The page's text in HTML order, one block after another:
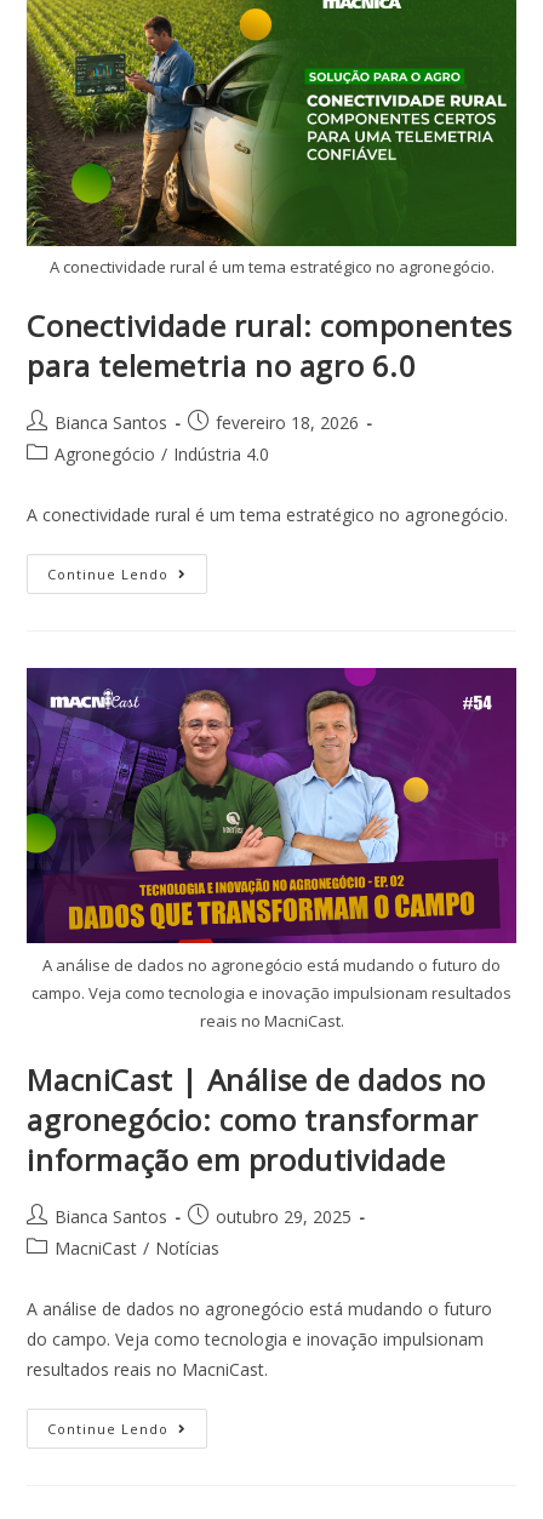
A conectividade rural é um tema estratégico no agronegócio.
Conectividade rural: componentes
para telemetria no agro 6.0
Bianca Santos
fevereiro 18, 2026
Agronegócio / Indústria 4.0
A conectividade rural é um tema estratégico no agronegócio.
Continue Lendo
A análise de dados no agronegócio está mudando o futuro do
campo. Veja como tecnologia e inovação impulsionam resultados
reais no MacniCast.
MacniCast | Análise de dados no
agronegócio: como transformar
informação em produtividade
Bianca Santos
outubro 29, 2025
MacniCast / Notícias
A análise de dados no agronegócio está mudando o futuro
do campo. Veja como tecnologia e inovação impulsionam
resultados reais no MacniCast.
Continue Lendo